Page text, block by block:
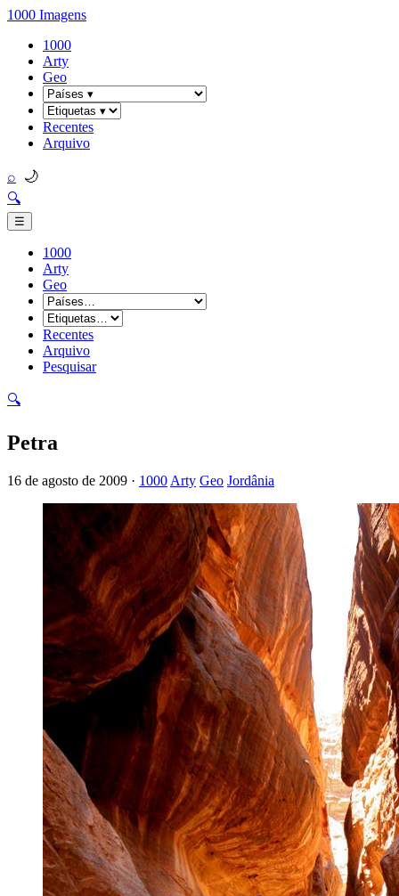
1000 Imagens
1000
Arty
Geo
Recentes
Arquivo
⌕ 🌙
🔍
☰
1000
Arty
Geo
Recentes
Arquivo
Pesquisar
🔍
Petra
16 de agosto de 2009 · 1000 Arty Geo Jordânia